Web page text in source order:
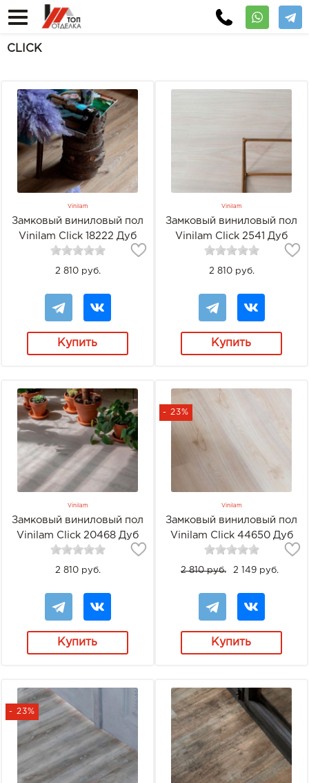
CLICK
Vinilam
Замковый виниловый пол
Vinilam Click 18222 Дуб
Марбург
2 810 руб.
Купить
Vinilam
Замковый виниловый пол
Vinilam Click 2541 Дуб
Бремен
2 810 руб.
Купить
Vinilam
Замковый виниловый пол
Vinilam Click 20468 Дуб
Ален
2 810 руб.
Купить
- 23%
Vinilam
Замковый виниловый пол
Vinilam Click 44650 Дуб
Реген
2 810 руб. 2 149 руб.
Купить
- 23%